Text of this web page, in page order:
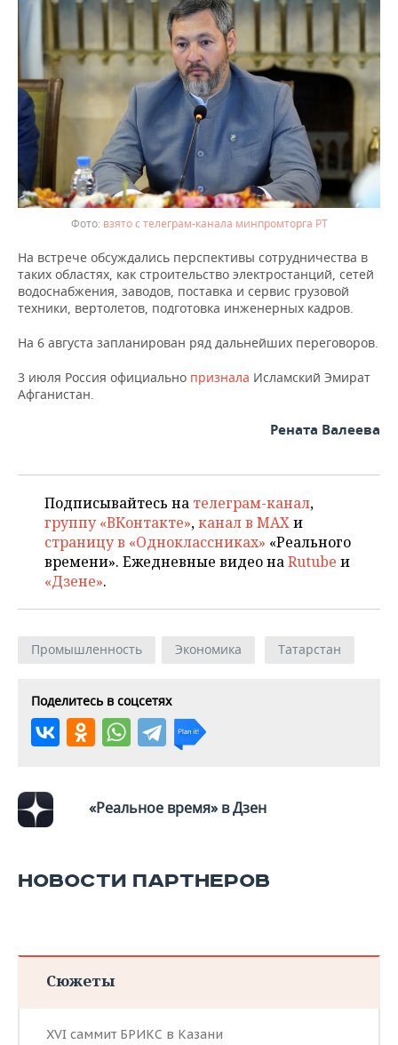
взято с телеграм-канала минпромторга РТ
На встрече обсуждались перспективы сотрудничества в
таких областях, как строительство электростанций, сетей
водоснабжения, заводов, поставка и сервис грузовой
техники, вертолетов, подготовка инженерных кадров.
На 6 августа запланирован ряд дальнейших переговоров.
3 июля Россия официально признала Исламский Эмират
Афганистан.
Рената Валеева
Подписывайтесь на телеграм-канал,
группу «ВКонтакте»,канал в MAXи
страницу в «Одноклассниках» «Реального
времени». Ежедневные видео наRutube и
«Дзене».
Промышленность Экономика Татарстан
Поделитесь в соцсетях
«Реальное время» в Дзен
НОВОСТИ ПАРТНЕРОВ
Сюжеты
XVI саммит БРИКС в Казани